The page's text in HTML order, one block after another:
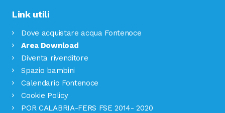
Link utili
Dove acquistare acqua Fontenoce
Area Download
Diventa rivenditore
Spazio bambini
Calendario Fontenoce
Cookie Policy
POR CALABRIA-FERS FSE 2014- 2020